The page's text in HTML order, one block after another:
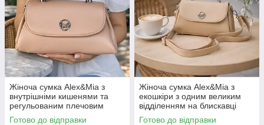
Жіноча сумка Alex&Mia з
внутрішніми кишенями та
регульованим плечовим
ременем рожева
Готово до відправки
Жіноча сумка Alex&Mia з
екошкіри з одним великим
відділенням на блискавці
бежева
Готово до відправки